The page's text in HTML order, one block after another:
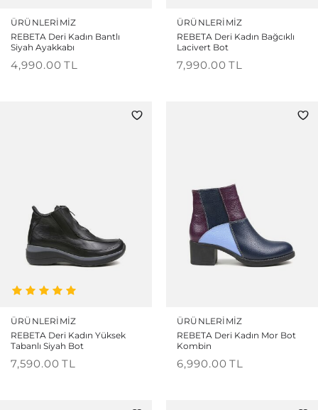
ÜRÜNLERIMIZ
REBETA Deri Kadın Bantlı
Siyah Ayakkabı
4,990.00 TL
ÜRÜNLERIMIZ
REBETA Deri Kadın Bağcıklı
Lacivert Bot
7,990.00 TL
ÜRÜNLERIMIZ
REBETA Deri Kadın Yüksek
Tabanlı Siyah Bot
7,590.00 TL
ÜRÜNLERIMIZ
REBETA Deri Kadın Mor Bot
Kombin
6,990.00 TL